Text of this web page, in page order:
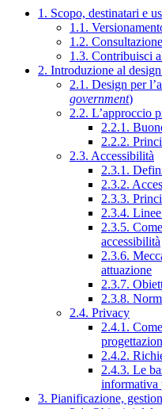
1. Scopo, destinatari e
1.1.
1.2.
1.3. Contribuisci
2. Introduzione al
2.1. Design per
government)
2.2. L’approccio
2.2.1.
2.2.2.
2.3. Accessibilità
2.3.1.
2.3.2.
2.3.3.
2.3.4.
2.3.5.
accessibilità
2.3.6.
attuazione
2.3.7.
2.3.8.
2.4. Privacy
2.4.1.
2.4.2.
2.4.3. Le
informativa
3. Pianificazione,